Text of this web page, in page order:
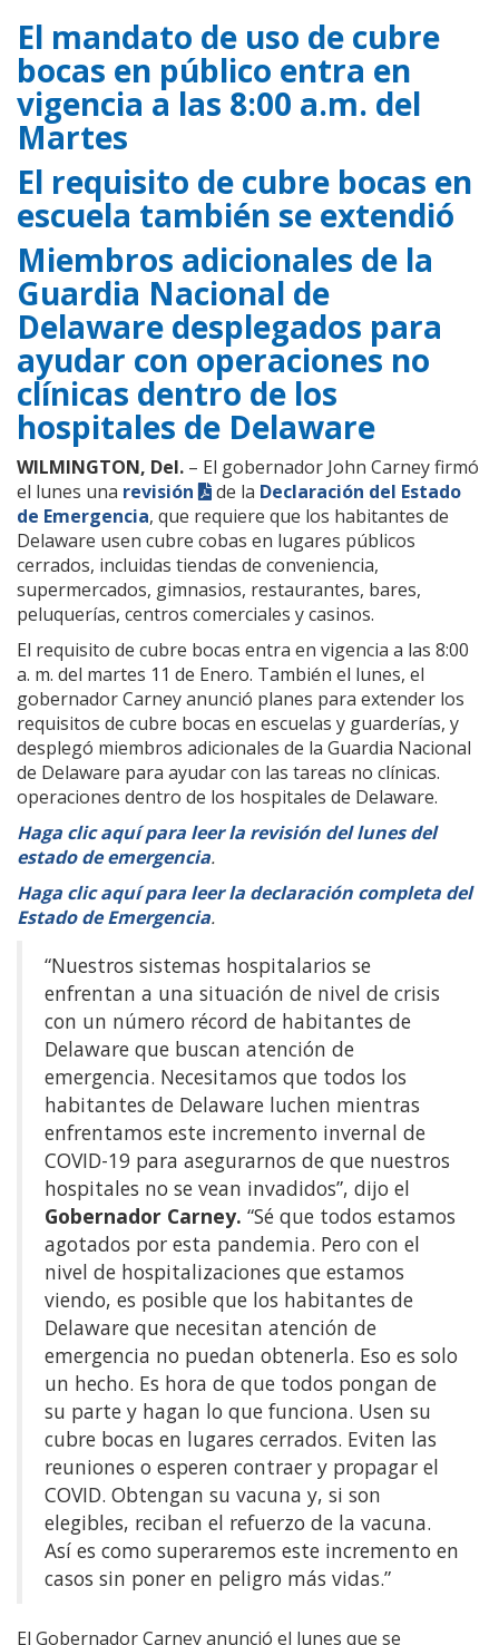
El mandato de uso de cubre
bocas en público entra en
vigencia a las 8:00 a.m. del
Martes
El requisito de cubre bocas en
escuela también se extendió
Miembros adicionales de la
Guardia Nacional de
Delaware desplegados para
ayudar con operaciones no
clínicas dentro de los
hospitales de Delaware
WILMINGTON, Del. – El gobernador John Carney firmó
el lunes una revisión de la Declaración del Estado
de Emergencia, que requiere que los habitantes de
Delaware usen cubre cobas en lugares públicos
cerrados, incluidas tiendas de conveniencia,
supermercados, gimnasios, restaurantes, bares,
peluquerías, centros comerciales y casinos.
El requisito de cubre bocas entra en vigencia a las 8:00
a. m. del martes 11 de Enero. También el lunes, el
gobernador Carney anunció planes para extender los
requisitos de cubre bocas en escuelas y guarderías, y
desplegó miembros adicionales de la Guardia Nacional
de Delaware para ayudar con las tareas no clínicas.
operaciones dentro de los hospitales de Delaware.
Haga clic aquí para leer la revisión del lunes del
estado de emergencia.
Haga clic aquí para leer la declaración completa del
Estado de Emergencia.
“Nuestros sistemas hospitalarios se
enfrentan a una situación de nivel de crisis
con un número récord de habitantes de
Delaware que buscan atención de
emergencia. Necesitamos que todos los
habitantes de Delaware luchen mientras
enfrentamos este incremento invernal de
COVID-19 para asegurarnos de que nuestros
hospitales no se vean invadidos”, dijo el
Gobernador Carney. “Sé que todos estamos
agotados por esta pandemia. Pero con el
nivel de hospitalizaciones que estamos
viendo, es posible que los habitantes de
Delaware que necesitan atención de
emergencia no puedan obtenerla. Eso es solo
un hecho. Es hora de que todos pongan de
su parte y hagan lo que funciona. Usen su
cubre bocas en lugares cerrados. Eviten las
reuniones o esperen contraer y propagar el
COVID. Obtengan su vacuna y, si son
elegibles, reciban el refuerzo de la vacuna.
Así es como superaremos este incremento en
casos sin poner en peligro más vidas.”
El Gobernador Carney anunció el lunes que se